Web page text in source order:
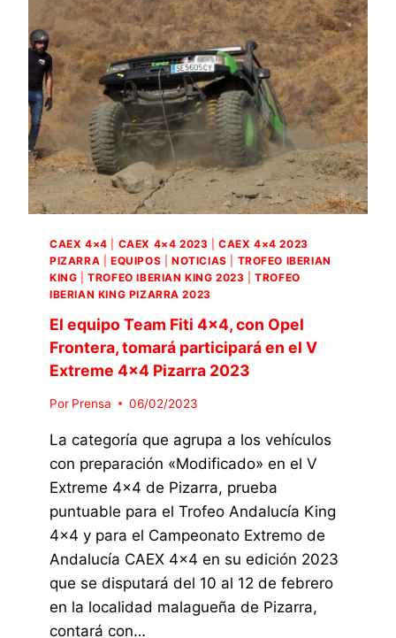
CAEX 4×4 CAEX 4×4 2023 |CAEX 4×4 2023
PIZARRA
EQUIPOS NOTICIAS
TROFEO IBERIAN
KING |TROFEO IBERIAN KING 2023 |TROFEO
IBERIAN KING PIZARRA 2023
El equipo Team Fiti 4×4, con Opel
Frontera, tomará participará en el V
Extreme 4×4 Pizarra 2023
Por Prensa 06/02/2023
La categoría que agrupa a los vehículos
con preparación «Modificado» en el V
Extreme 4×4 de Pizarra, prueba
puntuable para el Trofeo Andalucía King
4×4 y para el Campeonato Extremo de
Andalucía CAEX 4×4 en su edición 2023
que se disputará del 10 al 12 de febrero
en la localidad malagueña de Pizarra,
contará con…